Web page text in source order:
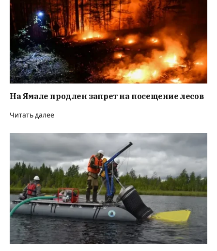
На Ямале продлен запрет на посещение лесов
Читать далее